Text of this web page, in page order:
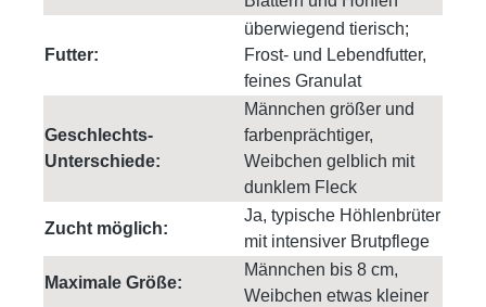
Futter:
überwiegend tierisch;
Frost- und Lebendfutter,
feines Granulat
Geschlechts-
Unterschiede:
Männchen größer und
farbenprächtiger,
Weibchen gelblich mit
dunklem Fleck
Zucht möglich:
Ja, typische Höhlenbrüter
mit intensiver Brutpflege
Maximale Größe:
Männchen bis 8 cm,
Weibchen etwas kleiner